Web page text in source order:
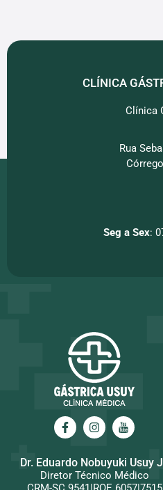
CLÍNICA
Clínica
Rua
Seg a Sex:
Dr. Eduardo Nobuyuki Usuy
Diretor Técnico Médico